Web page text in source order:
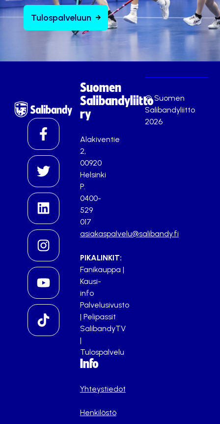
Tulospalveluun
Suomen
Salibandyliitto
ry
Alakiventie
2,
00920
Helsinki
P.
0400-
529
017
asiakaspalvelu@salibandy.fi
PIKALINKIT:
Fanikauppa |
Kausi-
info
Palvelusivusto
| Pelipassit
SalibandyTV
|
Tulospalvelu
Info
Yhteystiedot
Henkilöstö
© Suomen
Salibandyliitto
2026